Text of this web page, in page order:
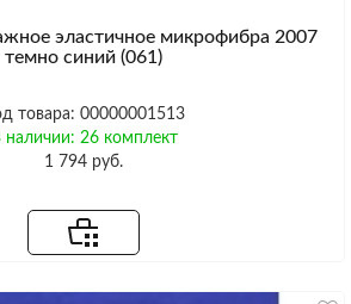
эластичное микрофибра 2007
темно синий (061)
товара: 00000001513
наличии: 26 комплект
1 794 руб.